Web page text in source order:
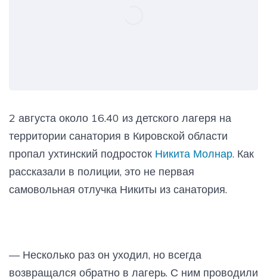
2 августа около 16.40 из детского лагеря на
территории санатория в Кировской области
пропал ухтинский подросток Никита Молнар. Как
рассказали в полиции, это не первая
самовольная отлучка Никиты из санатория.
— Несколько раз он уходил, но всегда
возвращался обратно в лагерь. С ним проводили